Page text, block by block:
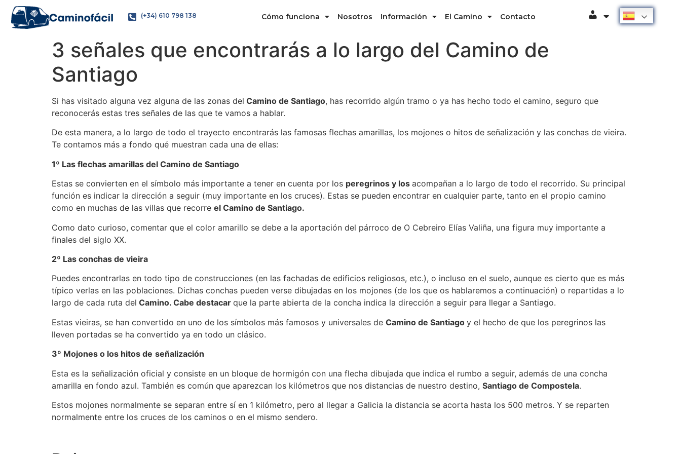
(+34) 610 798 138 Cómo funciona Nosotros Información El Camino Contacto Usuario Español
3 señales que encontrarás a lo largo del Camino de
Santiago
Si has visitado alguna vez alguna de las zonas del Camino de Santiago, has recorrido algún tramo o ya has hecho todo el camino, seguro que
reconocerás estas tres señales de las que te vamos a hablar.
De esta manera, a lo largo de todo el trayecto encontrarás las famosas flechas amarillas, los mojones o hitos de señalización y las conchas de vieira.
Te contamos más a fondo qué muestran cada una de ellas:
1º Las flechas amarillas del Camino de Santiago
Estas se convierten en el símbolo más importante a tener en cuenta por los peregrinos y los acompañan a lo largo de todo el recorrido. Su principal
función es indicar la dirección a seguir (muy importante en los cruces). Estas se pueden encontrar en cualquier parte, tanto en el propio camino
como en muchas de las villas que recorre el Camino de Santiago.
Como dato curioso, comentar que el color amarillo se debe a la aportación del párroco de O Cebreiro Elías Valiña, una figura muy importante a
finales del siglo XX.
2º Las conchas de vieira
Puedes encontrarlas en todo tipo de construcciones (en las fachadas de edificios religiosos, etc.), o incluso en el suelo, aunque es cierto que es más
típico verlas en las poblaciones. Dichas conchas pueden verse dibujadas en los mojones (de los que os hablaremos a continuación) o repartidas a lo
largo de cada ruta del Camino. Cabe destacar que la parte abierta de la concha indica la dirección a seguir para llegar a Santiago.
Estas vieiras, se han convertido en uno de los símbolos más famosos y universales de Camino de Santiago y el hecho de que los peregrinos las
lleven portadas se ha convertido ya en todo un clásico.
3º Mojones o los hitos de señalización
Esta es la señalización oficial y consiste en un bloque de hormigón con una flecha dibujada que indica el rumbo a seguir, además de una concha
amarilla en fondo azul. También es común que aparezcan los kilómetros que nos distancias de nuestro destino, Santiago de Compostela.
Estos mojones normalmente se separan entre sí en 1 kilómetro, pero al llegar a Galicia la distancia se acorta hasta los 500 metros. Y se reparten
normalmente entre los cruces de los caminos o en el mismo sendero.